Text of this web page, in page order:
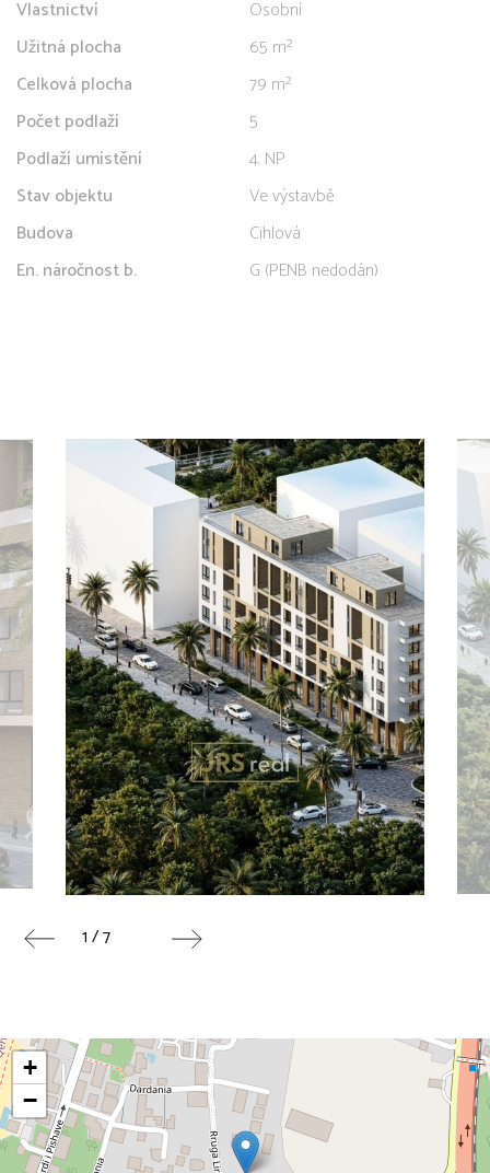
Vlastnictví
Osobní
Užitná plocha
65 m²
Celková plocha
79 m²
Počet podlaží
5
Podlaží umístění
4. NP
Stav objektu
Ve výstavbě
Budova
Cihlová
En. náročnost b.
G (PENB nedodán)
1 / 7
+
−